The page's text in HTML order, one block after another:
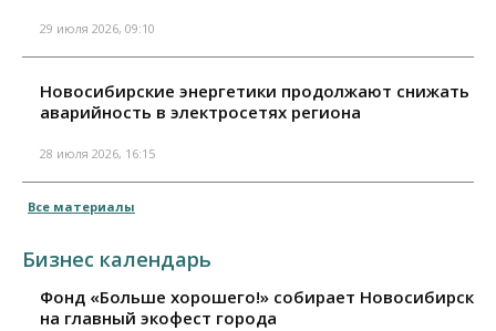
29 июля 2026, 09:10
Новосибирские энергетики продолжают снижать
аварийность в электросетях региона
28 июля 2026, 16:15
Все материалы
Бизнес календарь
Фонд «Больше хорошего!» собирает Новосибирск
на главный экофест города